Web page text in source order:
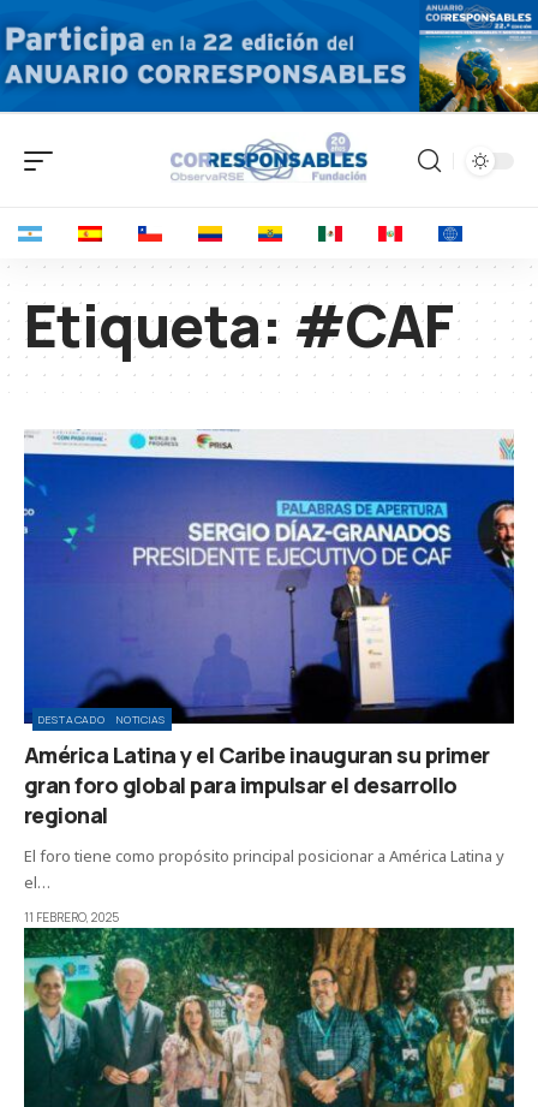
Etiqueta: #CAF
DESTACADO NOTICIAS
América Latina y el Caribe inauguran su primer
gran foro global para impulsar el desarrollo
regional
El foro tiene como propósito principal posicionar a América Latina y
el…
11 FEBRERO, 2025